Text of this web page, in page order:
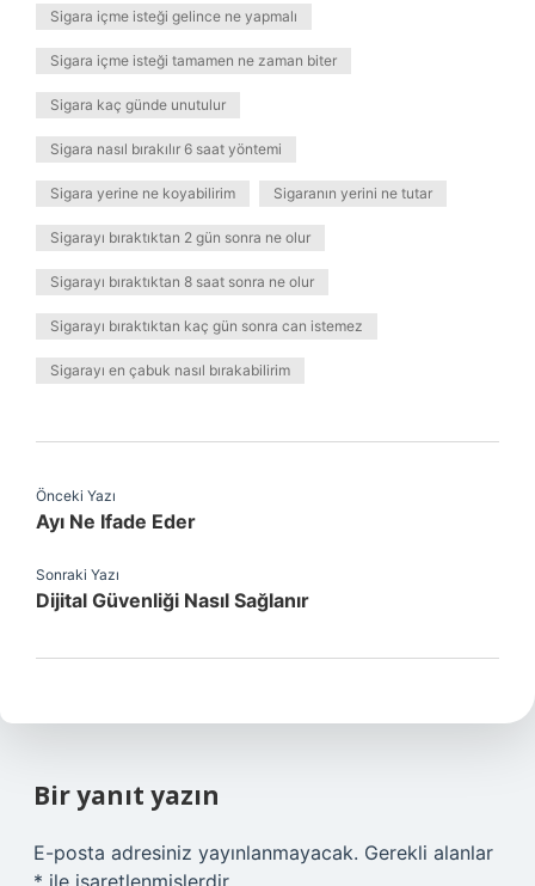
Sigara içme isteği gelince ne yapmalı
Sigara içme isteği tamamen ne zaman biter
Sigara kaç günde unutulur
Sigara nasıl bırakılır 6 saat yöntemi
Sigara yerine ne koyabilirim Sigaranın yerini ne tutar
Sigarayı bıraktıktan 2 gün sonra ne olur
Sigarayı bıraktıktan 8 saat sonra ne olur
Sigarayı bıraktıktan kaç gün sonra can istemez
Sigarayı en çabuk nasıl bırakabilirim
Önceki Yazı
Ayı Ne Ifade Eder
Sonraki Yazı
Dijital Güvenliği Nasıl Sağlanır
Bir yanıt yazın
E-posta adresiniz yayınlanmayacak. Gerekli alanlar
* ile işaretlenmişlerdir